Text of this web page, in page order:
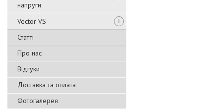
напруги
Vector VS
Статті
Про нас
Відгуки
Доставка та оплата
Фотогалерея